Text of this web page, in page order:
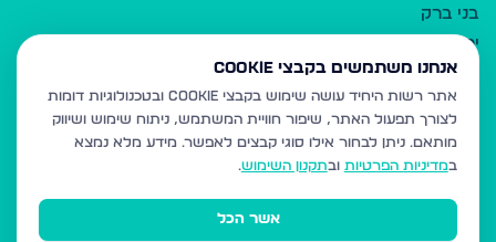
בני ברק
ירושלים
אלעד
גבעת זאב
בית שמש
רכסים
מודיעין עילית
אנחנו משתמשים בקבצי Cookie
אתר רשות היחיד עושה שימוש בקבצי Cookie ובטכנולוגיות דומות
לצורך תפעול האתר, שיפור חוויית המשתמש, ניתוח שימוש ושיווק
מותאם. ניתן לבחור אילו סוגי קבצים לאפשר. מידע מלא נמצא
במדיניות הפרטיות ובתקנון השימוש.
אשר הכל